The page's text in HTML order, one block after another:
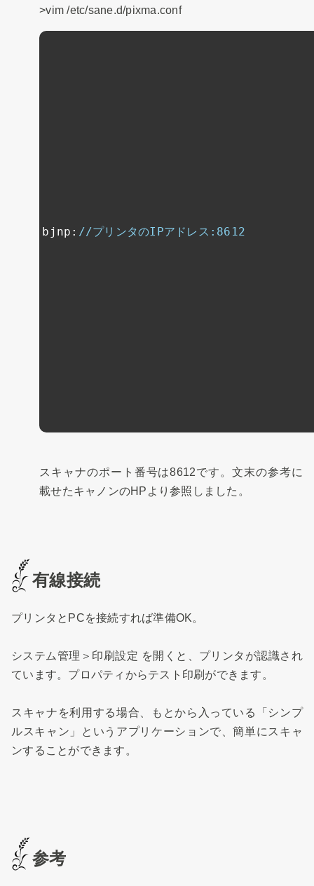
>vim /etc/sane.d/pixma.conf
bjnp : //プリンタのIPアドレス:8612
スキャナのポート番号は8612です。文末の参考に
載せたキャノンのHPより参照しました。
有線接続
プリンタとPCを接続すれば準備OK。
システム管理＞印刷設定 を開くと、プリンタが認識され
ています。プロパティからテスト印刷ができます。
スキャナを利用する場合、もとから入っている「シンプ
ルスキャン」というアプリケーションで、簡単にスキャ
ンすることができます。
参考